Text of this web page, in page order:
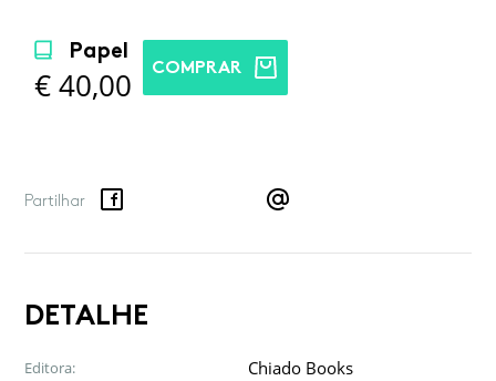
Papel
€40,00 COMPRAR
Partilhar
Facebook LinkedInEmail
DETALHE
Editora: Chiado Books